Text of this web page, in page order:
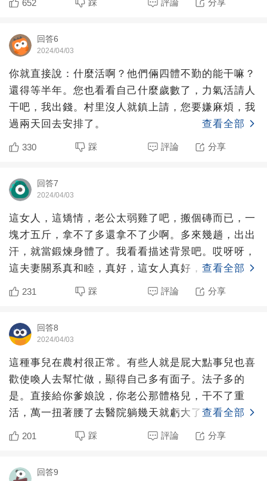
652
回答6
2024/04/03
你就直接說：什麼活啊？他們倆四體不勤的能干嘛？
還得等半年。您也看看自己什麼歲數了，力氣活請人
干吧，我出錢。村里沒人就鎮上請，您要嫌麻煩，我
過兩天回去安排了。
查看全部
330 踩 評論 分享
回答7
2024/04/03
這女人，這矯情，老公太弱雞了吧，搬個磚而已，一
塊才五斤，拿不了多還拿不了少啊。多來幾趟，出出
汗，就當鍛煉身體了。我看看描述背景吧。哎呀呀，
這夫妻關系真和睦，真好，這女人真好，為老公著
想，羨慕，嫉妒，有
查看全部
231 踩 評論 分享
回答8
2024/04/03
這種事兒在農村很正常。有些人就是屁大點事兒也喜
歡使喚人去幫忙做，顯得自己多有面子。法子多的
是。直接給你爹娘說，你老公那體格兒，干不了重
活，萬一扭著腰了去醫院躺幾天就虧大了。倆人半天
的活兒，找一個人干一
查看全部
201 踩 評論 分享
回答9